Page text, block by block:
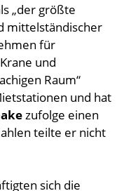
„der größte
mittelständischer
für
und
Raum“
und hat
zufolge einen
teilte er nicht
sich die